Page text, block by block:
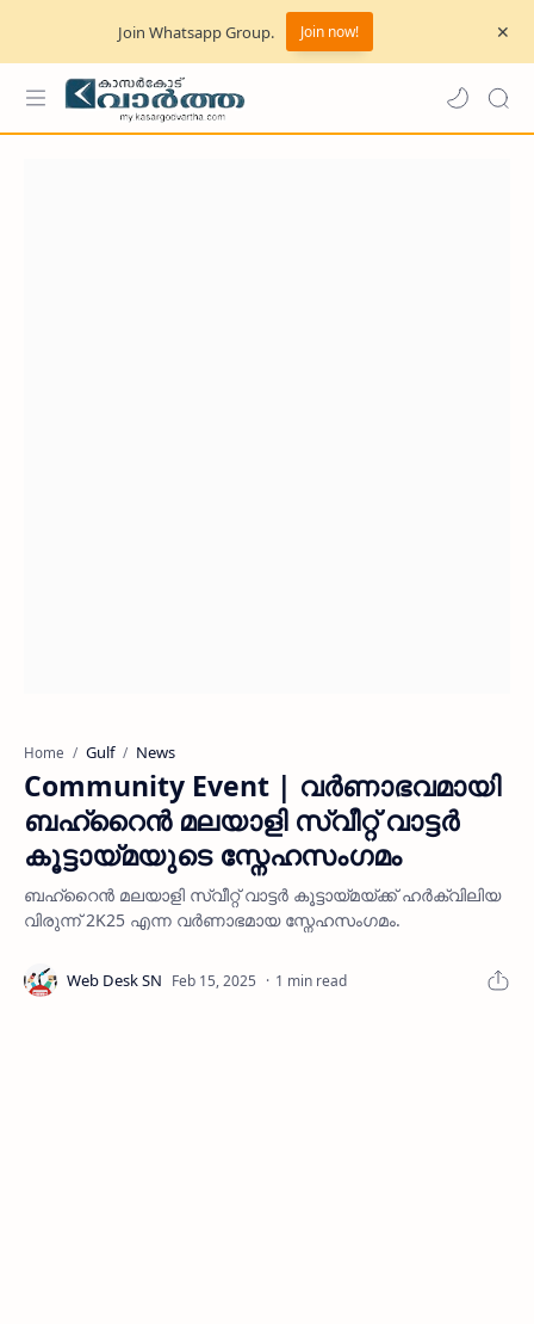
Join Whatsapp Group. Join now!
Home Gulf News
Community Event | വർണാഭവമായി
ബഹ്‌റൈൻ മലയാളി സ്വീറ്റ് വാട്ടർ
കൂട്ടായ്മയുടെ സ്നേഹസംഗമം
ബഹ്‌റൈൻ മലയാളി സ്വീറ്റ് വാട്ടർ കൂട്ടായ്മയ്ക്ക് ഹർക്വിലിയ
വിരുന്ന് 2K25 എന്ന വർണാഭമായ സ്നേഹസംഗമം.
1 min read